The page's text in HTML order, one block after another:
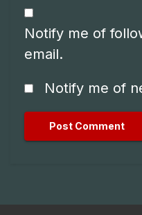
Notify me of
email.
Notify me of